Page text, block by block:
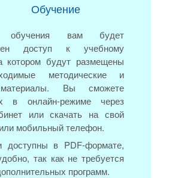
Обучение
вам будет
доступ к учебному
котором будут размещены
методические и
Вы сможете
в онлайн-режиме через
или скачать на свой
мобильный телефон.
доступны в PDF-формате,
так как не требуется
программ.